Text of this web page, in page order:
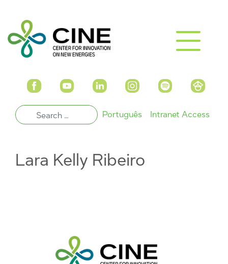
Português Intranet Access
Lara Kelly Ribeiro